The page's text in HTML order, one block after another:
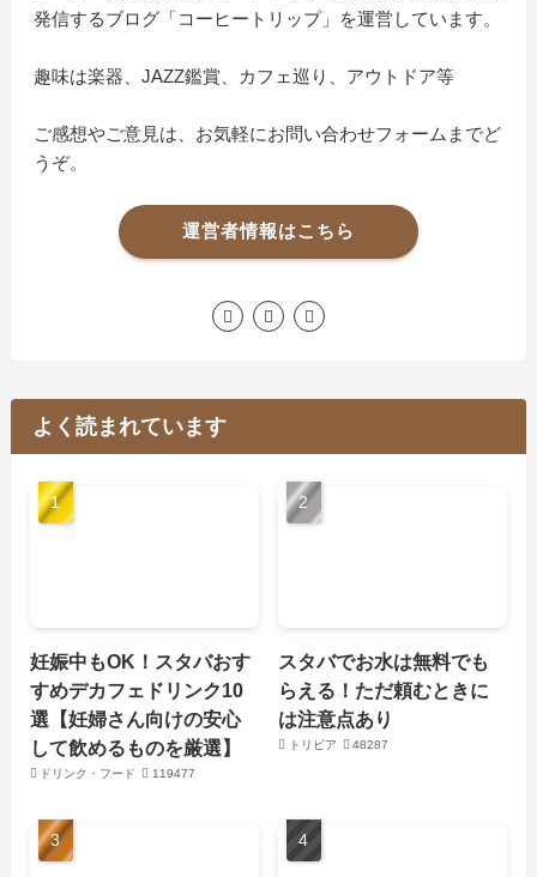
発信するブログ「コーヒートリップ」を運営しています。
趣味は楽器、JAZZ鑑賞、カフェ巡り、アウトドア等
ご感想やご意見は、お気軽にお問い合わせフォームまでど
うぞ。
運営者情報はこちら
よく読まれています
妊娠中もOK！スタバおす
すめデカフェドリンク10
選【妊婦さん向けの安心
して飲めるものを厳選】
ドリンク・フード 119477
スタバでお水は無料でも
らえる！ただ頼むときに
は注意点あり
トリビア 48287